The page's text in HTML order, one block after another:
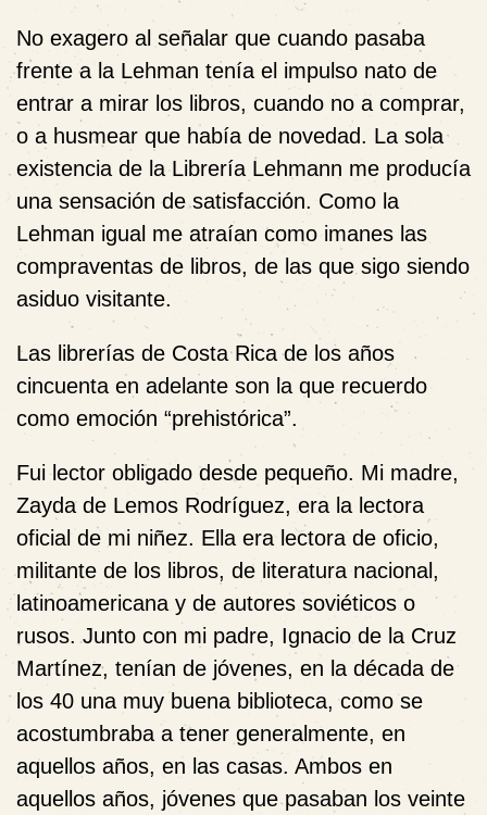
No exagero al señalar que cuando pasaba
frente a la Lehman tenía el impulso nato de
entrar a mirar los libros, cuando no a comprar,
o a husmear que había de novedad. La sola
existencia de la Librería Lehmann me producía
una sensación de satisfacción. Como la
Lehman igual me atraían como imanes las
compraventas de libros, de las que sigo siendo
asiduo visitante.
Las librerías de Costa Rica de los años
cincuenta en adelante son la que recuerdo
como emoción “prehistórica”.
Fui lector obligado desde pequeño. Mi madre,
Zayda de Lemos Rodríguez, era la lectora
oficial de mi niñez. Ella era lectora de oficio,
militante de los libros, de literatura nacional,
latinoamericana y de autores soviéticos o
rusos. Junto con mi padre, Ignacio de la Cruz
Martínez, tenían de jóvenes, en la década de
los 40 una muy buena biblioteca, como se
acostumbraba a tener generalmente, en
aquellos años, en las casas. Ambos en
aquellos años, jóvenes que pasaban los veinte